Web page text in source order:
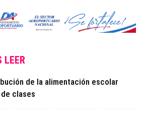
LEER
de la alimentación escolar
clases